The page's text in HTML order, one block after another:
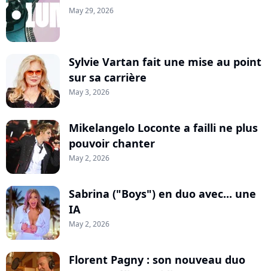
May 29, 2026
Sylvie Vartan fait une mise au point
sur sa carrière
May 3, 2026
Mikelangelo Loconte a failli ne plus
pouvoir chanter
May 2, 2026
Sabrina ("Boys") en duo avec... une
IA
May 2, 2026
Florent Pagny : son nouveau duo